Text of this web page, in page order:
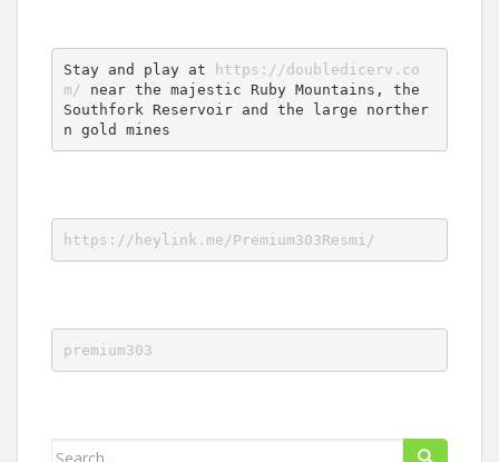
Stay and play at
https://doubledicerv.co
m/ near the majestic Ruby Mountains, the
Southfork Reservoir and the large norther
n gold mines
https://heylink.me/Premium303Resmi/
premium303
Search